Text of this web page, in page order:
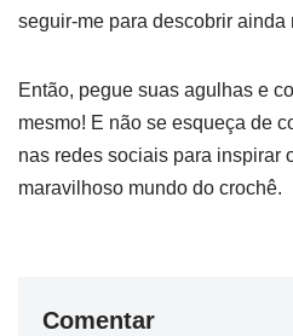
seguir-me para descobrir
Então, pegue suas agulhas e
mesmo! E não se esqueça de
nas redes sociais para inspirar
maravilhoso mundo do crochê.
Comentar